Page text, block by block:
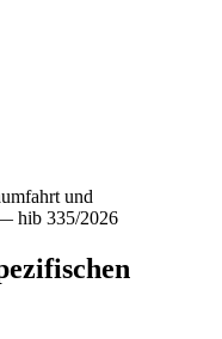
und
hib 335/2026